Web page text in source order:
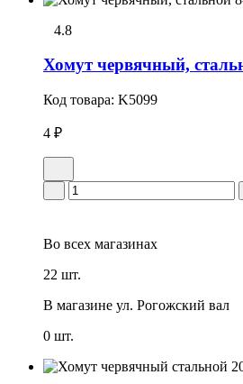
4.8
Хомут червячный,
Код товара: K5099
4 ₽
Во всех магазинах
22 шт.
В магазине ул. Рогожский вал
0 шт.